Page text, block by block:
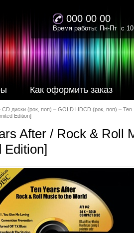
000 00 00
Время работы: Пн-Пт с
Как оформить заказ
CD диски (рок, поп) – GOLD HDCD (рок, поп) – Ten
Edition]
After / Rock & Roll
Edition]